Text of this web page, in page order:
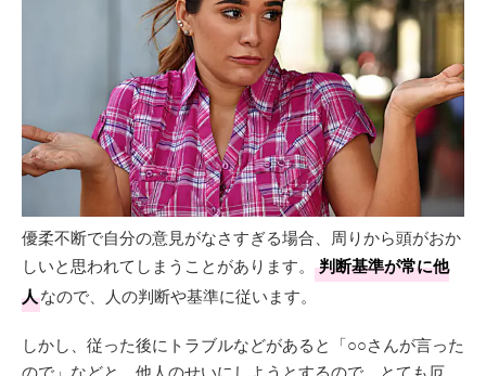
優柔不断で自分の意見がなさすぎる場合、周りから頭がおか
しいと思われてしまうことがあります。
判断基準が常に他
人なので、人の判断や基準に従います。
しかし、従った後にトラブルなどがあると「○○さんが言った
ので」などと、他人のせいにしようとするので、とても厄